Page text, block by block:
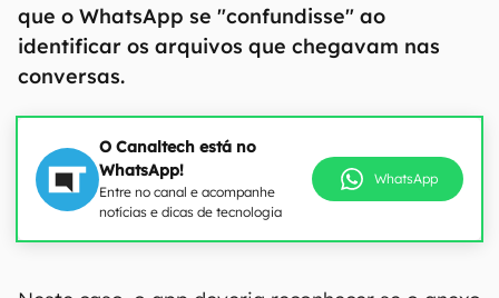
que o WhatsApp se "confundisse" ao
identificar os arquivos que chegavam nas
conversas.
O Canaltech está no
WhatsApp!
Entre no canal e acompanhe
notícias e dicas de tecnologia
WhatsApp